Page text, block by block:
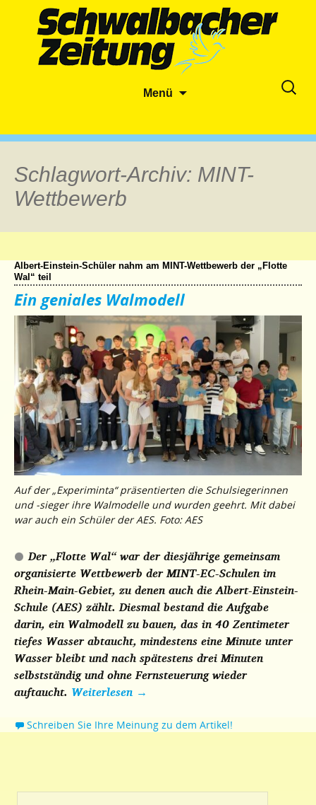
Menü
Suche
Schlagwort-Archiv: MINT-
Wettbewerb
Albert-Einstein-Schüler nahm am MINT-Wettbewerb der „Flotte
Wal“ teil
Ein geniales Walmodell
Auf der „Experiminta“ präsentierten die Schulsiegerinnen
und -sieger ihre Walmodelle und wurden geehrt. Mit dabei
war auch ein Schüler der AES. Foto: AES
Der „Flotte Wal“ war der diesjährige gemeinsam
organisierte Wettbewerb der MINT-EC-Schulen im
Rhein-Main-Gebiet, zu denen auch die Albert-Einstein-
Schule (AES) zählt. Diesmal bestand die Aufgabe
darin, ein Walmodell zu bauen, das in 40 Zentimeter
tiefes Wasser abtaucht, mindestens eine Minute unter
Wasser bleibt und nach spätestens drei Minuten
selbstständig und ohne Fernsteuerung wieder
auftaucht. Weiterlesen →
Schreiben Sie Ihre Meinung zu dem Artikel!